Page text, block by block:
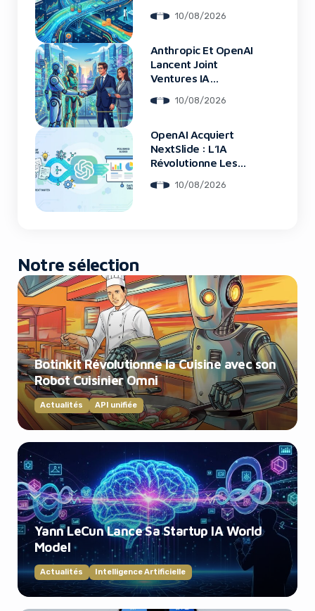
10/08/2026
Anthropic Et OpenAI
Lancent Joint
Ventures IA
10/08/2026
OpenAI Acquiert
NextSlide : L’IA
Révolutionne Les
10/08/2026
Notre sélection
Botinkit Révolutionne la Cuisine avec son
Robot Cuisinier Omni
Actualités API unifiée
Yann LeCun Lance Sa Startup IA World
Model
Actualités Intelligence Artificielle